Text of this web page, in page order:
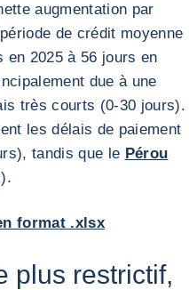
augmentation par
de crédit moyenne
en 2025 à 56 jours en
due à une
très courts (0-30 jours).
les délais de paiement
tandis que le Pérou
format .xlsx
plus restrictif,